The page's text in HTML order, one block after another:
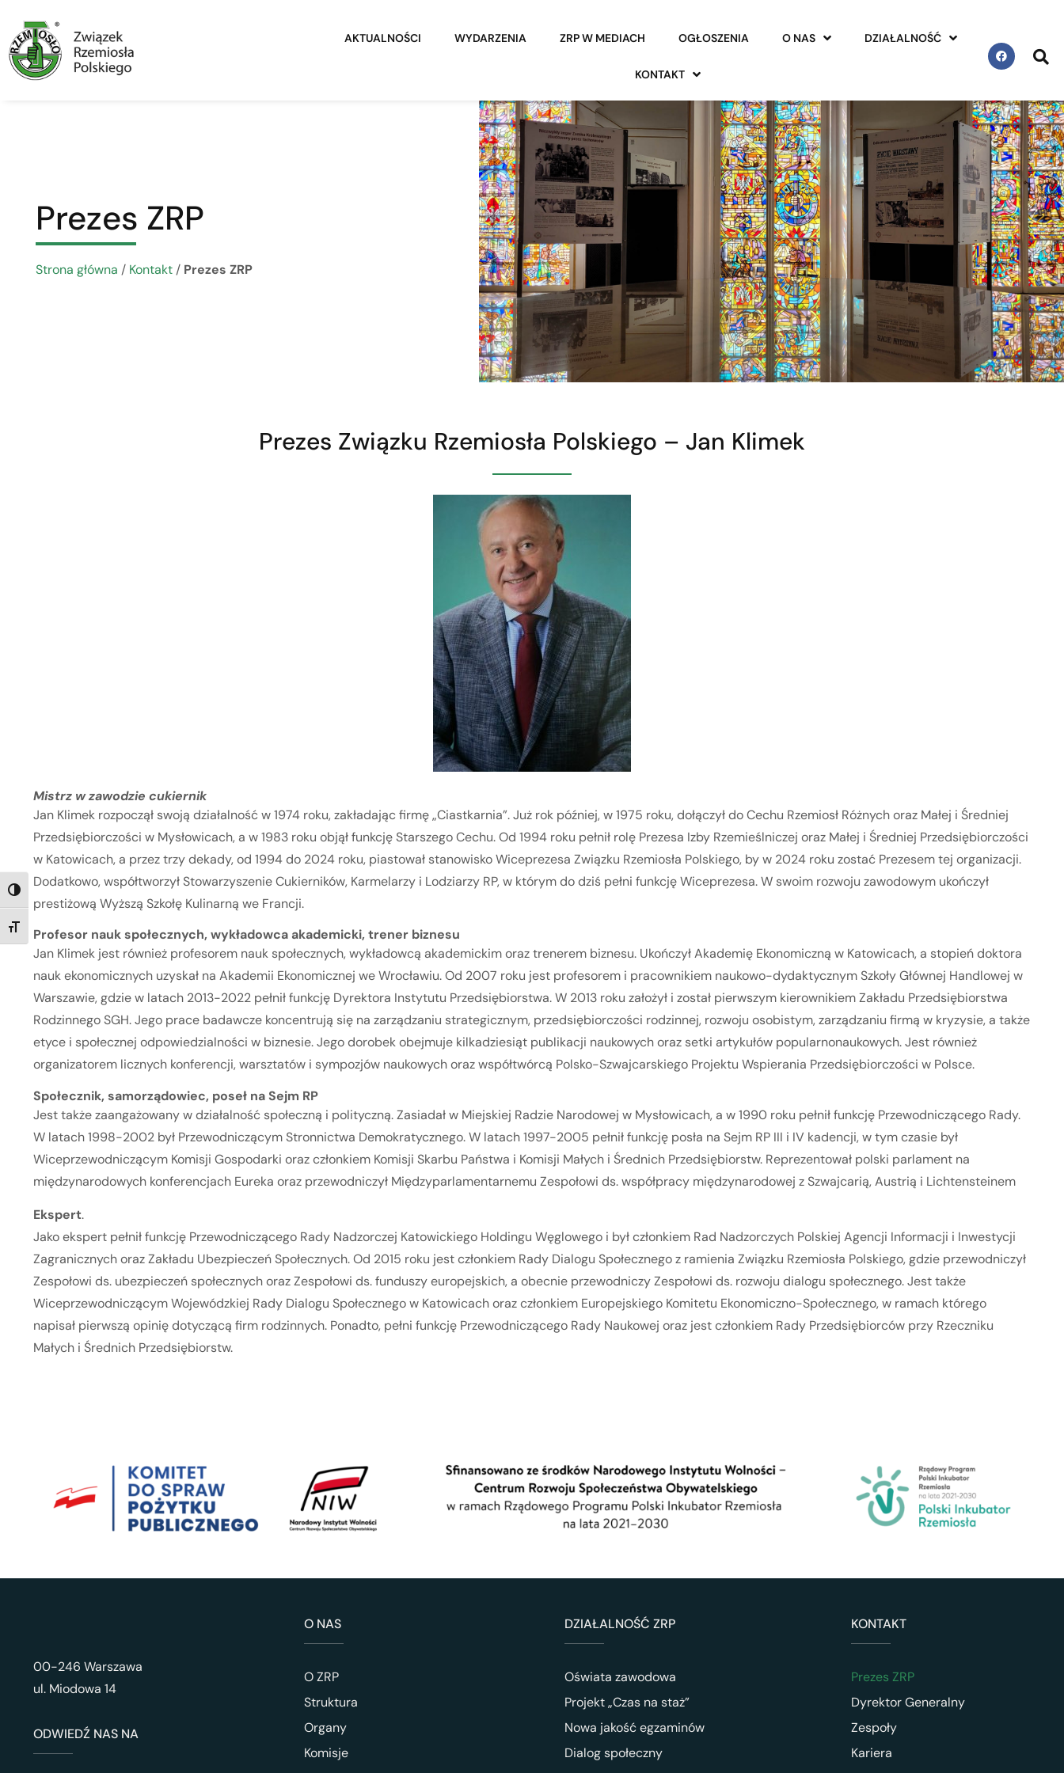
TOGGLE HIGH CONTRAST
TOGGLE FONT SIZE
AKTUALNOŚCI WYDARZENIA ZRP W MEDIACH OGŁOSZENIA O NAS DZIAŁALNOŚĆ
KONTAKT
Prezes ZRP
Strona główna / Kontakt/ Prezes ZRP
Prezes Związku Rzemiosła Polskiego – Jan Klimek
Mistrz w zawodzie cukiernik
Jan Klimek rozpoczął swoją działalność w 1974 roku, zakładając firmę „Ciastkarnia”. Już rok później, w 1975 roku, dołączył do Cechu Rzemiosł Różnych oraz Małej i Średniej
Przedsiębiorczości w Mysłowicach, a w 1983 roku objął funkcję Starszego Cechu. Od 1994 roku pełnił rolę Prezesa Izby Rzemieślniczej oraz Małej i Średniej Przedsiębiorczości
w Katowicach, a przez trzy dekady, od 1994 do 2024 roku, piastował stanowisko Wiceprezesa Związku Rzemiosła Polskiego, by w 2024 roku zostać Prezesem tej organizacji.
Dodatkowo, współtworzył Stowarzyszenie Cukierników, Karmelarzy i Lodziarzy RP, w którym do dziś pełni funkcję Wiceprezesa. W swoim rozwoju zawodowym ukończył
prestiżową Wyższą Szkołę Kulinarną we Francji.
Profesor nauk społecznych, wykładowca akademicki, trener biznesu
Jan Klimek jest również profesorem nauk społecznych, wykładowcą akademickim oraz trenerem biznesu. Ukończył Akademię Ekonomiczną w Katowicach, a stopień doktora
nauk ekonomicznych uzyskał na Akademii Ekonomicznej we Wrocławiu. Od 2007 roku jest profesorem i pracownikiem naukowo-dydaktycznym Szkoły Głównej Handlowej w
Warszawie, gdzie w latach 2013-2022 pełnił funkcję Dyrektora Instytutu Przedsiębiorstwa. W 2013 roku założył i został pierwszym kierownikiem Zakładu Przedsiębiorstwa
Rodzinnego SGH. Jego prace badawcze koncentrują się na zarządzaniu strategicznym, przedsiębiorczości rodzinnej, rozwoju osobistym, zarządzaniu firmą w kryzysie, a także
etyce i społecznej odpowiedzialności w biznesie. Jego dorobek obejmuje kilkadziesiąt publikacji naukowych oraz setki artykułów popularnonaukowych. Jest również
organizatorem licznych konferencji, warsztatów i sympozjów naukowych oraz współtwórcą Polsko-Szwajcarskiego Projektu Wspierania Przedsiębiorczości w Polsce.
Społecznik, samorządowiec, poseł na Sejm RP
Jest także zaangażowany w działalność społeczną i polityczną. Zasiadał w Miejskiej Radzie Narodowej w Mysłowicach, a w 1990 roku pełnił funkcję Przewodniczącego Rady.
W latach 1998-2002 był Przewodniczącym Stronnictwa Demokratycznego. W latach 1997-2005 pełnił funkcję posła na Sejm RP III i IV kadencji, w tym czasie był
Wiceprzewodniczącym Komisji Gospodarki oraz członkiem Komisji Skarbu Państwa i Komisji Małych i Średnich Przedsiębiorstw. Reprezentował polski parlament na
międzynarodowych konferencjach Eureka oraz przewodniczył Międzyparlamentarnemu Zespołowi ds. współpracy międzynarodowej z Szwajcarią, Austrią i Lichtensteinem
Ekspert.
Jako ekspert pełnił funkcję Przewodniczącego Rady Nadzorczej Katowickiego Holdingu Węglowego i był członkiem Rad Nadzorczych Polskiej Agencji Informacji i Inwestycji
Zagranicznych oraz Zakładu Ubezpieczeń Społecznych. Od 2015 roku jest członkiem Rady Dialogu Społecznego z ramienia Związku Rzemiosła Polskiego, gdzie przewodniczył
Zespołowi ds. ubezpieczeń społecznych oraz Zespołowi ds. funduszy europejskich, a obecnie przewodniczy Zespołowi ds. rozwoju dialogu społecznego. Jest także
Wiceprzewodniczącym Wojewódzkiej Rady Dialogu Społecznego w Katowicach oraz członkiem Europejskiego Komitetu Ekonomiczno-Społecznego, w ramach którego
napisał pierwszą opinię dotyczącą firm rodzinnych. Ponadto, pełni funkcję Przewodniczącego Rady Naukowej oraz jest członkiem Rady Przedsiębiorców przy Rzeczniku
Małych i Średnich Przedsiębiorstw.
00-246 Warszawa
ul. Miodowa 14
ODWIEDŹ NAS NA
O NAS
O ZRP
Struktura
Organy
Komisje
DZIAŁALNOŚĆ ZRP
Oświata zawodowa
Projekt „Czas na staż”
Nowa jakość egzaminów
Dialog społeczny
KONTAKT
Prezes ZRP
Dyrektor Generalny
Zespoły
Kariera